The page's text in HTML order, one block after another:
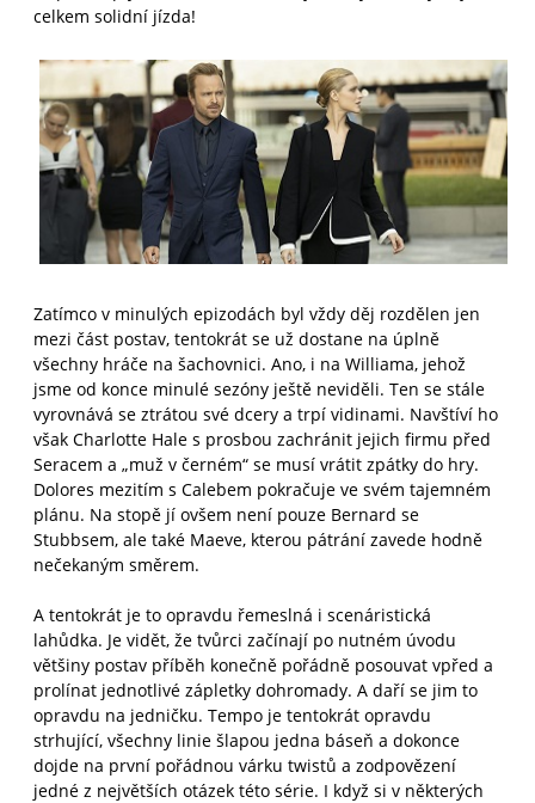
celkem solidní jízda!
Zatímco v minulých epizodách byl vždy děj rozdělen jen
mezi část postav, tentokrát se už dostane na úplně
všechny hráče na šachovnici. Ano, i na Williama, jehož
jsme od konce minulé sezóny ještě neviděli. Ten se stále
vyrovnává se ztrátou své dcery a trpí vidinami. Navštíví ho
však Charlotte Hale s prosbou zachránit jejich firmu před
Seracem a „muž v černém“ se musí vrátit zpátky do hry.
Dolores mezitím s Calebem pokračuje ve svém tajemném
plánu. Na stopě jí ovšem není pouze Bernard se
Stubbsem, ale také Maeve, kterou pátrání zavede hodně
nečekaným směrem.
A tentokrát je to opravdu řemeslná i scenáristická
lahůdka. Je vidět, že tvůrci začínají po nutném úvodu
většiny postav příběh konečně pořádně posouvat vpřed a
prolínat jednotlivé zápletky dohromady. A daří se jim to
opravdu na jedničku. Tempo je tentokrát opravdu
strhující, všechny linie šlapou jedna báseň a dokonce
dojde na první pořádnou várku twistů a zodpovězení
jedné z největších otázek této série. I když si v některých